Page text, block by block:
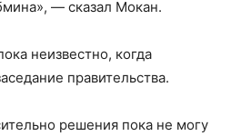
— сказал Мокан.
неизвестно, когда
правительства.
решения пока не могу